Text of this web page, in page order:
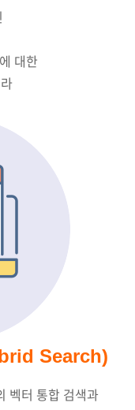
대한
Search)
벡터 통합 검색과